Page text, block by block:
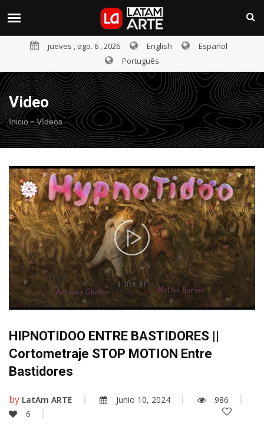
jueves , ago. 6 , 2026 English
Español
Português
Video
Inicio- Vídeos
HIPNOTIDOO ENTRE BASTIDORES ||
Cortometraje STOP MOTION Entre
Bastidores
by LatAm ARTE Junio 10, 2024
986
6